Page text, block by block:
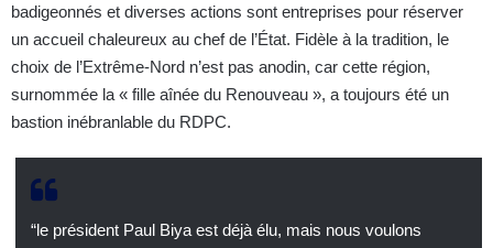
badigeonnés et diverses actions sont entreprises pour réserver
un accueil chaleureux au chef de l’État. Fidèle à la tradition, le
choix de l’Extrême-Nord n’est pas anodin, car cette région,
surnommée la « fille aînée du Renouveau », a toujours été un
bastion inébranlable du RDPC.
“le président Paul Biya est déjà élu, mais nous voulons